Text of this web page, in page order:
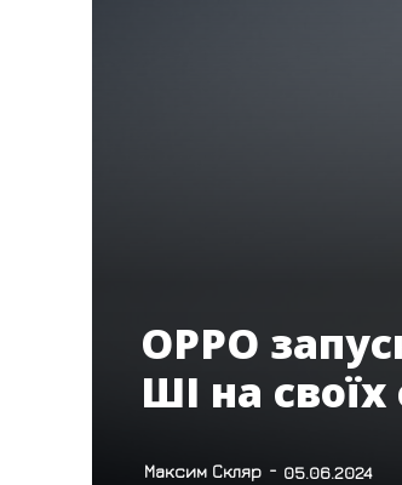
OPPO
ШІ на
Максим Скляр - 05.06.2024